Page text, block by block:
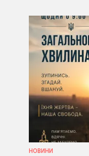
НОВИНИ